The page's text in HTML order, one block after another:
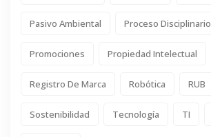
Pasivo Ambiental Proceso Disciplinario
Promociones Propiedad Intelectual
Registro De Marca Robótica RUB
Sostenibilidad Tecnología TI